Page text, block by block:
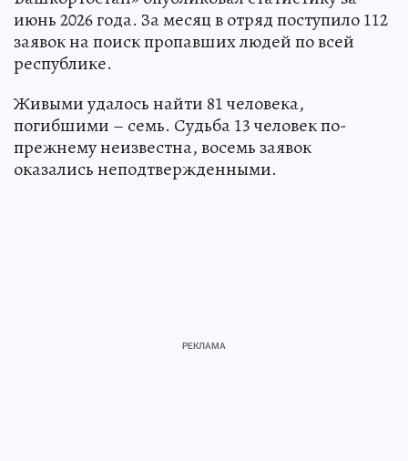
июнь 2026 года. За месяц в отряд поступило 112
заявок на поиск пропавших людей по всей
республике.
Живыми удалось найти 81 человека,
погибшими – семь. Судьба 13 человек по-
прежнему неизвестна, восемь заявок
оказались неподтвержденными.